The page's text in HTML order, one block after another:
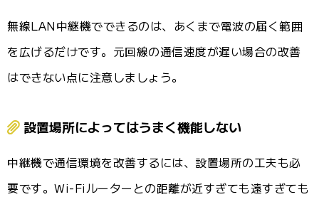
無線LAN中継機でできるのは、あくまで電波の届く範囲
を広げるだけです。元回線の通信速度が遅い場合の改善
はできない点に注意しましょう。
設置場所によってはうまく機能しない
中継機で通信環境を改善するには、設置場所の工夫も必
要です。Wi-Fiルーターとの距離が近すぎても遠すぎても